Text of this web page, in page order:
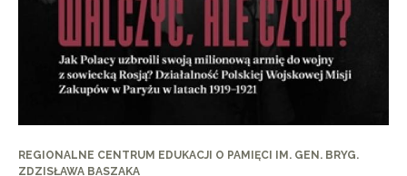
REGIONALNE CENTRUM EDUKACJI O PAMIĘCI IM. GEN. BRYG.
ZDZISŁAWA BASZAKA